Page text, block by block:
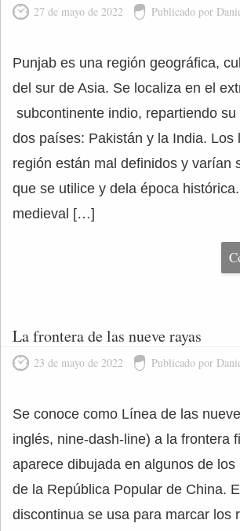
27 de mayo de 2022 Publicado por
Punjab es una región geográfica,
del sur de Asia. Se localiza en el
subcontinente indio, repartiendo
dos países: Pakistán y la India. Los
región están mal definidos y varían
que se utilice y dela época
medieval […]
La frontera de las nueve rayas
23 de mayo de 2022 Publicado por
Se conoce como Línea de las
inglés, nine-dash-line) a la frontera
aparece dibujada en algunos de
de la República Popular de China.
discontinua se usa para marcar los